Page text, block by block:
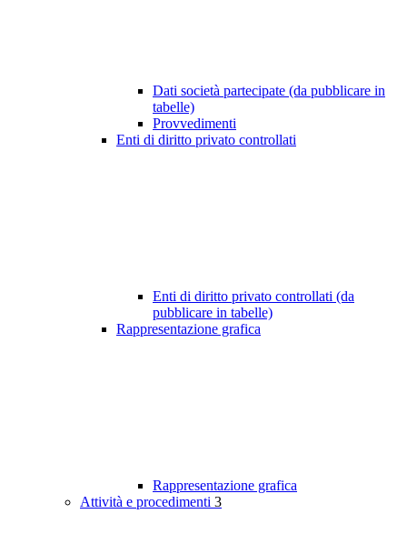
Dati società partecipate (da pubblicare in
tabelle)
Provvedimenti
Enti di diritto privato controllati
Enti di diritto privato controllati (da
pubblicare in tabelle)
Rappresentazione grafica
Rappresentazione grafica
Attività e procedimenti 3